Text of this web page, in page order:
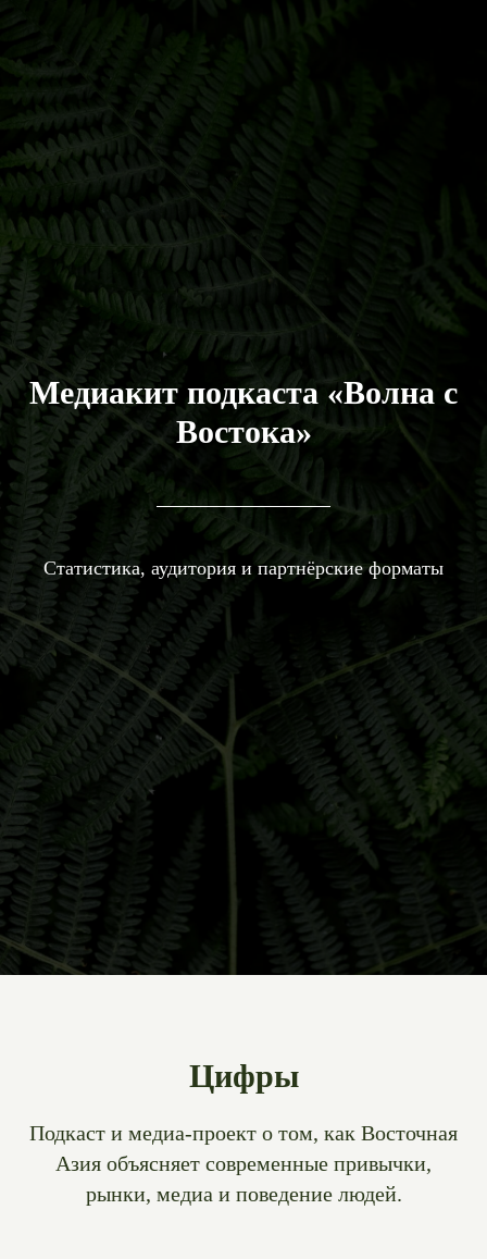
Медиакит подкаста «Волна с
Востока»
Статистика, аудитория и партнёрские форматы
Цифры
Подкаст и медиа-проект о том, как Восточная
Азия объясняет современные привычки,
рынки, медиа и поведение людей.